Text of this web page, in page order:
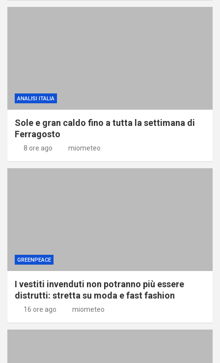
ANALISI ITALIA
Sole e gran caldo fino a tutta la settimana di
Ferragosto
8 ore ago miometeo
GREENPEACE
I vestiti invenduti non potranno più essere
distrutti: stretta su moda e fast fashion
16 ore ago miometeo